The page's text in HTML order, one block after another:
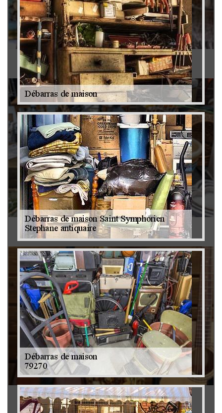
Antiquaire 79
Brocanteur 79
Rachat instrument de musique 79